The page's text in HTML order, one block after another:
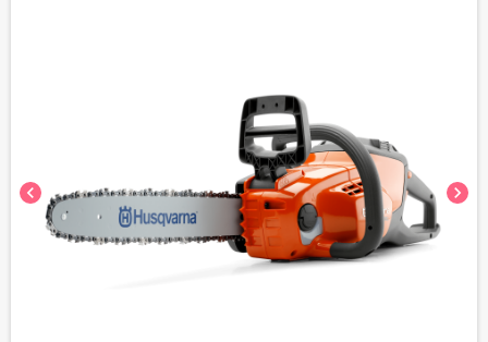
chevron_left chevron_right